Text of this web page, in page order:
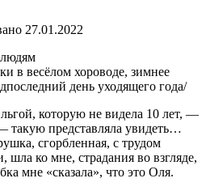
27.01.2022
в весёлом хороводе, зимнее
день уходящего года/
которую не видела 10 лет, —
такую представляла увидеть…
сгорбленная, с трудом
шла ко мне, страдания во взгляде,
мне «сказала», что это Оля.